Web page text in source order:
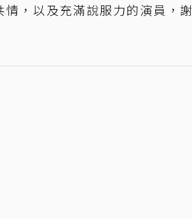
，以及充滿說服力的演員，